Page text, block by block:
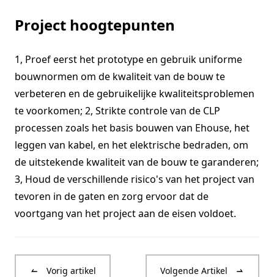
Project hoogtepunten
1, Proef eerst het prototype en gebruik uniforme
bouwnormen om de kwaliteit van de bouw te
verbeteren en de gebruikelijke kwaliteitsproblemen
te voorkomen; 2, Strikte controle van de CLP
processen zoals het basis bouwen van Ehouse, het
leggen van kabel, en het elektrische bedraden, om
de uitstekende kwaliteit van de bouw te garanderen;
3, Houd de verschillende risico's van het project van
tevoren in de gaten en zorg ervoor dat de
voortgang van het project aan de eisen voldoet.
Vorig artikel Volgende Artikel